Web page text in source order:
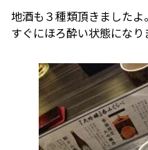
地酒も３種類頂きました
すぐにほろ酔い状態になり